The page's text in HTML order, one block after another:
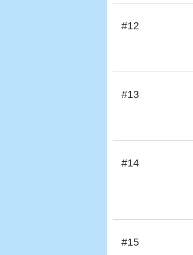
#12
#13
#14
#15